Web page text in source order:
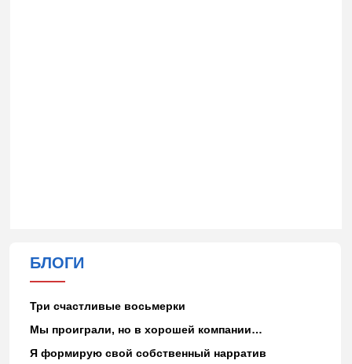
БЛОГИ
Три счастливые восьмерки
Мы проиграли, но в хорошей компании…
Я формирую свой собственный нарратив